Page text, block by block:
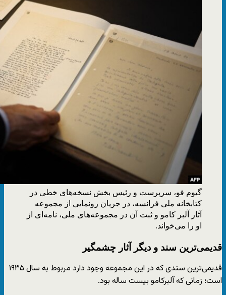
گیوم فو، سرپرست و رئیس بخش نسخه‌های خطی در
کتابخانه ملی فرانسه، در جریان رونمایی از مجموعه
آثار آلبر کامو و ثبت آن در مجموعه‌های ملی، نامه‌ای از
او را می‌خواند.
قدیمی‌ترین سند و دیگر آثار چشمگیر
قدیمی‌ترین سندی که در این مجموعه وجود دارد مربوط به سال ۱۹۳۵
است؛ زمانی که آلبرکامو بیست ساله بود.